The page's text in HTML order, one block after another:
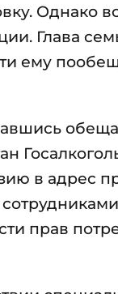
Однако
Глава
ему
в адрес
прав